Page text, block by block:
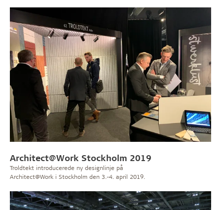
bæredygtigt byggeri. Læs messerapport her.
Architect@Work Stockholm 2019
Troldtekt introducerede ny designlinje på
Architect@Work i Stockholm den 3.-4. april 2019.